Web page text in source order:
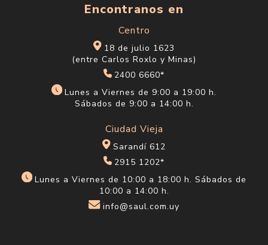
Encontranos en
Centro
18 de julio 1623
(entre Carlos Roxlo y Minas)
2400 6660*
Lunes a Viernes de 9:00 a 19:00 h.
Sábados de 9:00 a 14:00 h.
Ciudad Vieja
Sarandí 612
2915 1202*
Lunes a Viernes de 10:00 a 18:00 h. Sábados de
10:00 a 14:00 h.
info@saul.com.uy